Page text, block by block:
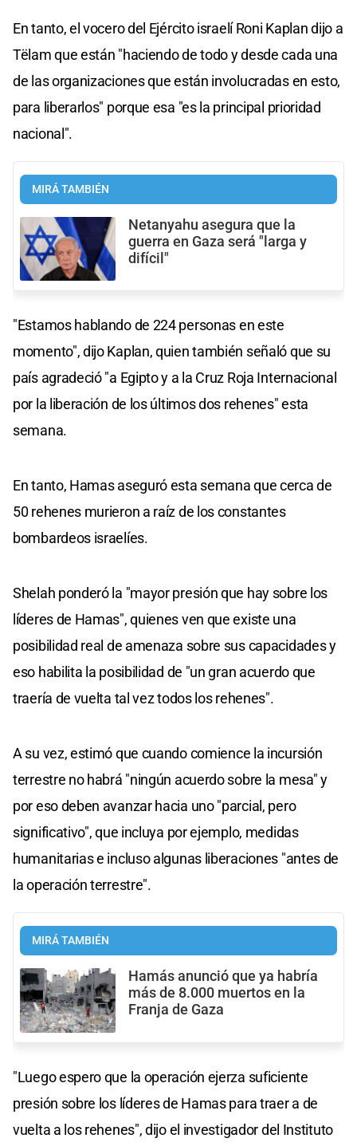
En tanto, el vocero del Ejército israelí Roni Kaplan dijo a
Tëlam que están "haciendo de todo y desde cada una
de las organizaciones que están involucradas en esto,
para liberarlos" porque esa "es la principal prioridad
nacional".
MIRÁ TAMBIÉN
Netanyahu asegura que la
guerra en Gaza será "larga y
difícil"
"Estamos hablando de 224 personas en este
momento", dijo Kaplan, quien también señaló que su
país agradeció "a Egipto y a la Cruz Roja Internacional
por la liberación de los últimos dos rehenes" esta
semana.
En tanto, Hamas aseguró esta semana que cerca de
50 rehenes murieron a raíz de los constantes
bombardeos israelíes.
Shelah ponderó la "mayor presión que hay sobre los
líderes de Hamas", quienes ven que existe una
posibilidad real de amenaza sobre sus capacidades y
eso habilita la posibilidad de "un gran acuerdo que
traería de vuelta tal vez todos los rehenes".
A su vez, estimó que cuando comience la incursión
terrestre no habrá "ningún acuerdo sobre la mesa" y
por eso deben avanzar hacia uno "parcial, pero
significativo", que incluya por ejemplo, medidas
humanitarias e incluso algunas liberaciones "antes de
la operación terrestre".
MIRÁ TAMBIÉN
Hamás anunció que ya habría
más de 8.000 muertos en la
Franja de Gaza
"Luego espero que la operación ejerza suficiente
presión sobre los líderes de Hamas para traer a de
vuelta a los rehenes", dijo el investigador del Instituto